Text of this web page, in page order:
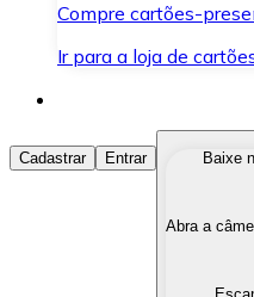
Compre cartões-
Ir para a loja de
Comprar
Compre as
Converta suas
Cadastrar Entrar
Baixe
Abra a